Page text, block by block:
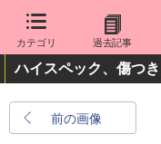
カテゴリ 過去記事
ハイスペック、傷つ
前の画像